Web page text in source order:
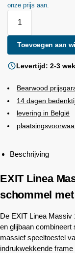
onze prijs aan.
Toevoegen aan
Levertijd: 2-3
Bearwood
14 dagen
levering in België
Beschrijving
EXIT Linea
schommel
De EXIT Linea Massiv
en glijbaan combineert
massief speeltoestel
indrukwekkende